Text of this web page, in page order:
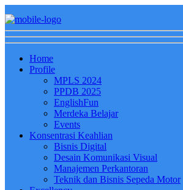
Home
Profile
MPLS 2024
PPDB 2025
EnglishFun
Merdeka Belajar
Events
Konsentrasi Keahlian
Bisnis Digital
Desain Komunikasi Visual
Manajemen Perkantoran
Teknik dan Bisnis Sepeda Motor